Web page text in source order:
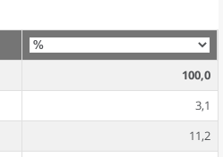
100,0
3,1
11,2